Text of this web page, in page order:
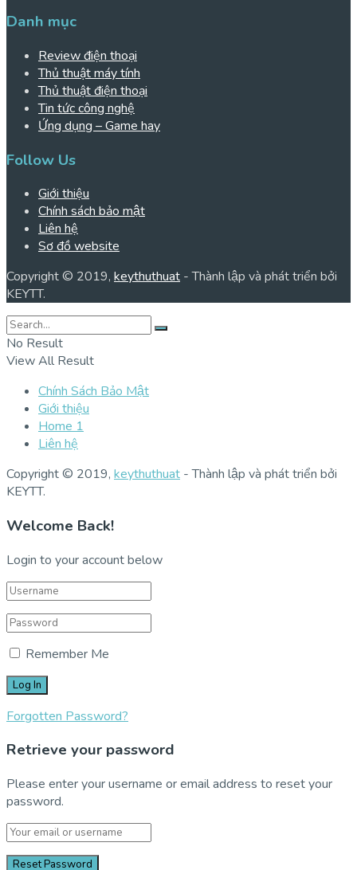
Danh mục
Review điện thoại
Thủ thuật máy tính
Thủ thuật điện thoại
Tin tức công nghệ
Ứng dụng – Game hay
Follow Us
Giới thiệu
Chính sách bảo mật
Liên hệ
Sơ đồ website
Copyright © 2019, keythuthuat - Thành lập và phát triển bởi
KEYTT.
No Result
View All Result
Chính Sách Bảo Mật
Giới thiệu
Home 1
Liên hệ
Copyright © 2019, keythuthuat - Thành lập và phát triển bởi
KEYTT.
Welcome Back!
Login to your account below
Remember Me
Forgotten Password?
Retrieve your password
Please enter your username or email address to reset your
password.